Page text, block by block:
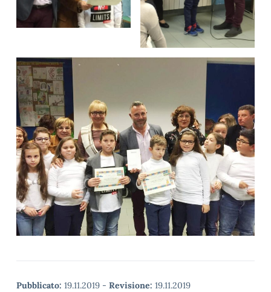
Pubblicato: 19.11.2019 - Revisione: 19.11.2019